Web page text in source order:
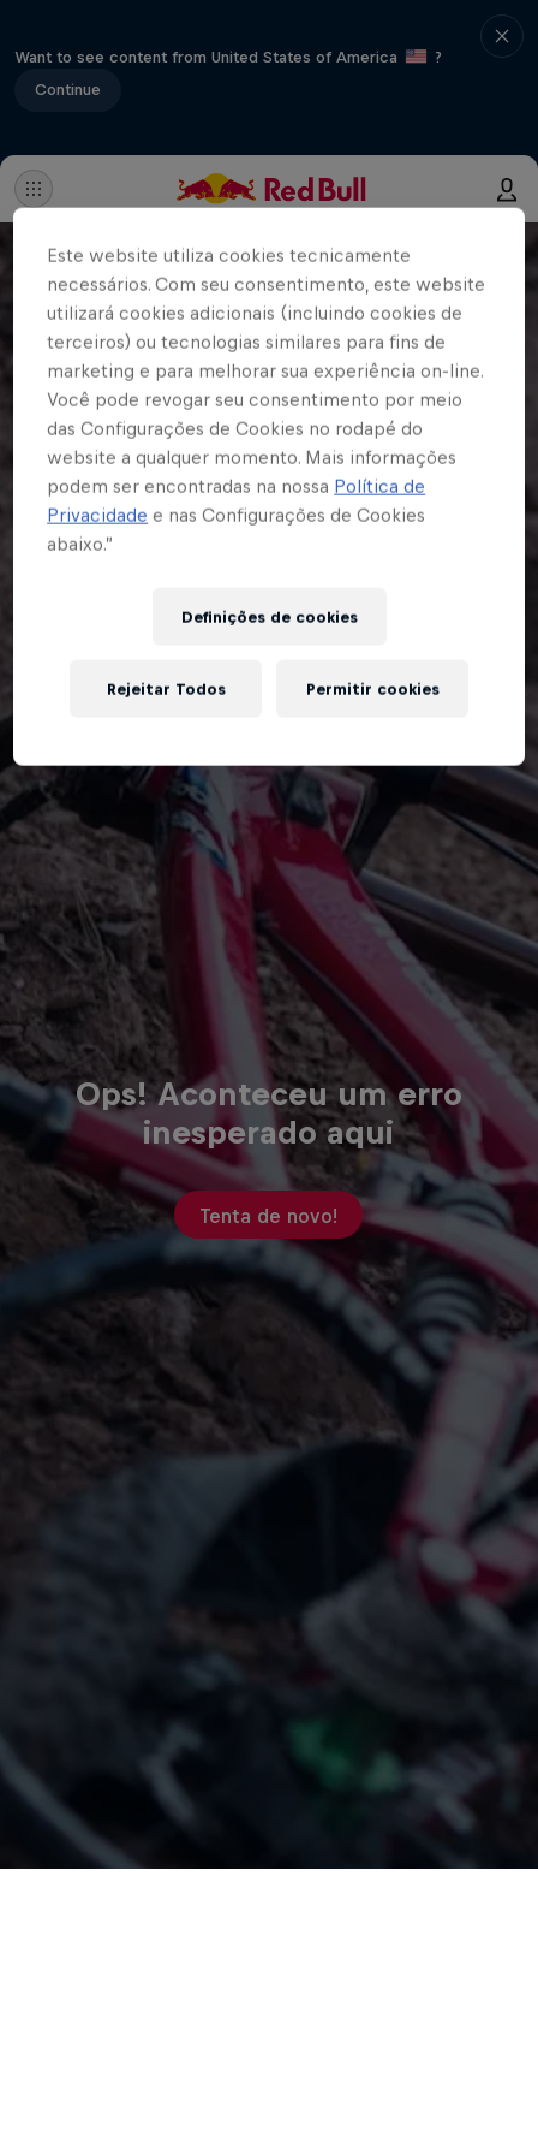
Want to see content from United States of America
?
Continue
Ops! Aconteceu um erro
inesperado aqui
Tenta de novo!
Este website utiliza cookies tecnicamente
necessários. Com seu consentimento, este website
utilizará cookies adicionais (incluindo cookies de
terceiros) ou tecnologias similares para fins de
marketing e para melhorar sua experiência on-line.
Você pode revogar seu consentimento por meio
das Configurações de Cookies no rodapé do
website a qualquer momento. Mais informações
podem ser encontradas na nossa Política de
Privacidade e nas Configurações de Cookies
abaixo.”
Definições de cookies
Rejeitar Todos Permitir cookies